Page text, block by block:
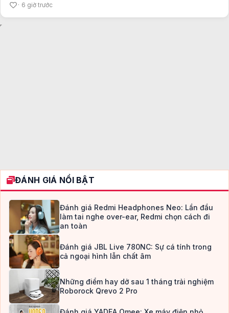
6 giờ trước
ĐÁNH GIÁ NỔI BẬT
Đánh giá Redmi Headphones Neo: Lần đầu
làm tai nghe over-ear, Redmi chọn cách đi
an toàn
Đánh giá JBL Live 780NC: Sự cá tính trong
cả ngoại hình lẫn chất âm
Những điểm hay dở sau 1 tháng trải nghiệm
Roborock Qrevo 2 Pro